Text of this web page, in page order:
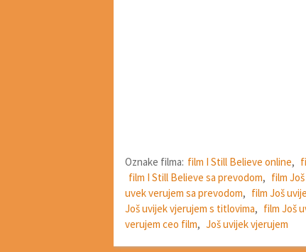
Oznake filma: film I Still Believe online,
film I Still Believe sa prevodom, film
uvek verujem sa prevodom, film Još
Još uvijek vjerujem s titlovima, film Još
verujem ceo film, Još uvijek vjerujem